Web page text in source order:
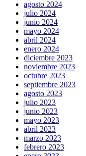
agosto 2024
julio 2024
junio 2024
mayo 2024
abril 2024
enero 2024
diciembre 2023
noviembre 2023
octubre 2023
septiembre 2023
agosto 2023
julio 2023
junio 2023
mayo 2023
abril 2023
marzo 2023
febrero 2023